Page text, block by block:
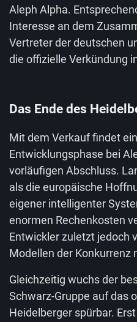
Aleph Alpha.
Interesse an dem
Vertreter der deutschen
die offizielle Verkündung
Das Ende des
Mit dem Verkauf findet
Entwicklungsphase bei
vorläufigen Abschluss.
als die europäische
eigener intelligenter
enormen Rechenkosten
Entwickler zuletzt jedoch
Modellen der Konkurrenz
Gleichzeitig wuchs der
Schwarz-Gruppe auf das
Heidelberger spürbar.